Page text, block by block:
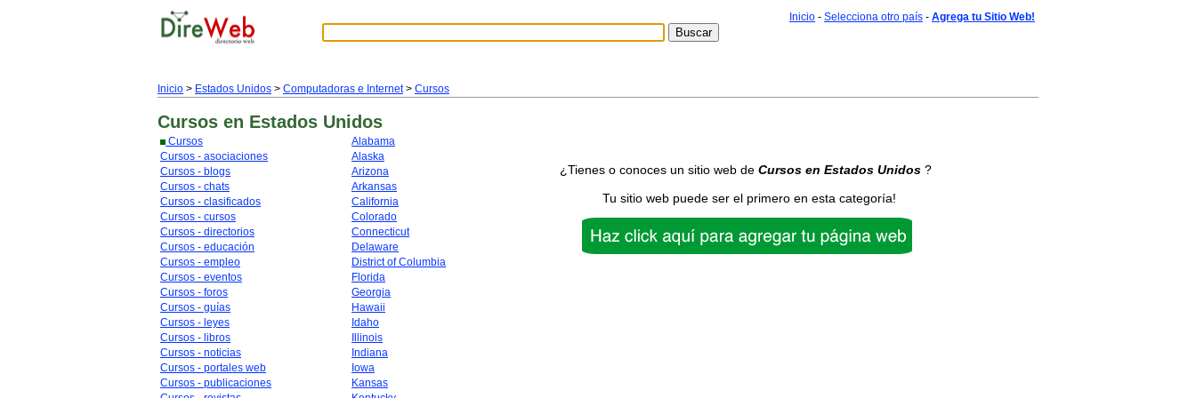
Inicio - Selecciona otro país - Agrega tu Sitio Web!
Inicio > Estados Unidos > Computadoras e Internet> Cursos
Cursos en Estados Unidos
Cursos
Cursos - asociaciones
Cursos - blogs
Cursos - chats
Cursos - clasificados
Cursos - cursos
Cursos - directorios
Cursos - educación
Cursos - empleo
Cursos - eventos
Cursos - foros
Cursos - guías
Cursos - leyes
Cursos - libros
Cursos - noticias
Cursos - portales web
Cursos - publicaciones
Alabama
Alaska
Arizona
Arkansas
California
Colorado
Connecticut
Delaware
District of Columbia
Florida
Georgia
Hawaii
Idaho
Illinois
Indiana
Iowa
Kansas
¿Tienes o conoces un sitio web de Cursos en Estados Unidos?
Tu sitio web puede ser el primero en esta categoría!